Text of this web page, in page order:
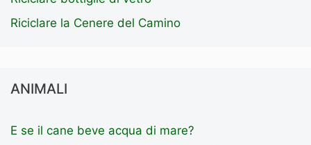
Riciclare la Cenere del Camino
ANIMALI
E se il cane beve acqua di mare?